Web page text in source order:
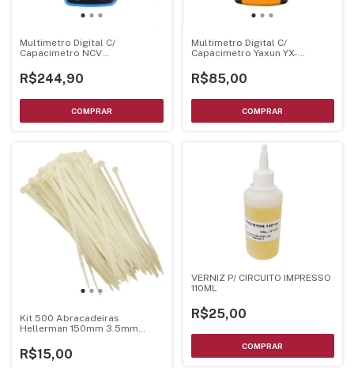
Multimetro Digital C/
Capacimetro NCV
R$244,90
Multimetro Digital C/
Capacimetro Yaxun YX-
R$85,00
Kit 500 Abracadeiras
Hellerman 150mm 3.5mm
R$15,00
VERNIZ P/ CIRCUITO IMPRESSO
110ML
R$25,00